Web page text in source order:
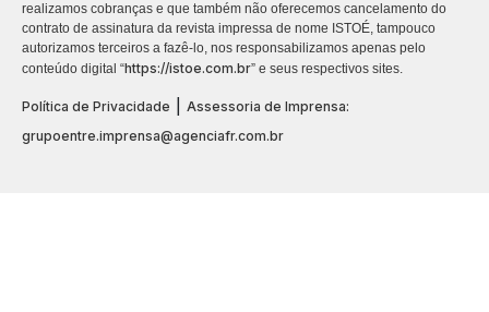
realizamos cobranças e que também não oferecemos cancelamento do
contrato de assinatura da revista impressa de nome ISTOÉ, tampouco
autorizamos terceiros a fazê-lo, nos responsabilizamos apenas pelo
conteúdo digital “https://istoe.com.br” e seus respectivos sites.
Política de Privacidade
Assessoria de Imprensa:
grupoentre.imprensa@agenciafr.com.br